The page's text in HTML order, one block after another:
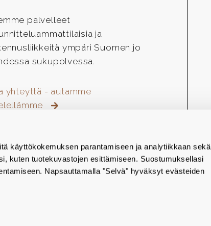
käyttökokemuksen parantamiseen ja analytiikkaan sekä
kuten tuotekuvastojen esittämiseen. Suostumuksellasi
Napsauttamalla "Selvä" hyväksyt evästeiden
palvelleet
ja
ympäri Suomen jo
sukupolvessa.
yhteyttä - autamme